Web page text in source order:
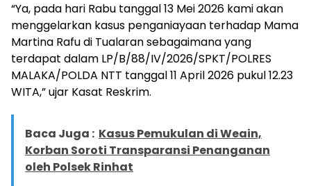
“Ya, pada hari Rabu tanggal 13 Mei 2026 kami akan
menggelarkan kasus penganiayaan terhadap Mama
Martina Rafu di Tualaran sebagaimana yang
terdapat dalam LP/B/88/IV/2026/SPKT/POLRES
MALAKA/POLDA NTT tanggal 11 April 2026 pukul 12.23
WITA,” ujar Kasat Reskrim.
Baca Juga : Kasus Pemukulan di Weain,
Korban Soroti Transparansi Penanganan
oleh Polsek Rinhat